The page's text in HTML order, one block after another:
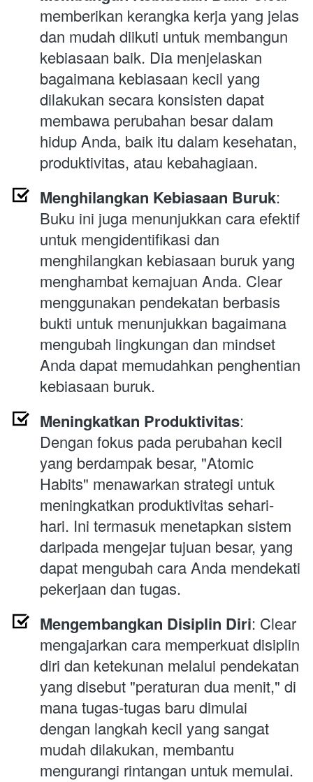
memberikan kerangka kerja yang jelas
dan mudah diikuti untuk membangun
kebiasaan baik. Dia menjelaskan
bagaimana kebiasaan kecil yang
dilakukan secara konsisten dapat
membawa perubahan besar dalam
hidup Anda, baik itu dalam kesehatan,
produktivitas, atau kebahagiaan.
Menghilangkan Kebiasaan Buruk:
Buku ini juga menunjukkan cara efektif
untuk mengidentifikasi dan
menghilangkan kebiasaan buruk yang
menghambat kemajuan Anda. Clear
menggunakan pendekatan berbasis
bukti untuk menunjukkan bagaimana
mengubah lingkungan dan mindset
Anda dapat memudahkan penghentian
kebiasaan buruk.
Meningkatkan Produktivitas:
Dengan fokus pada perubahan kecil
yang berdampak besar, "Atomic
Habits" menawarkan strategi untuk
meningkatkan produktivitas sehari-
hari. Ini termasuk menetapkan sistem
daripada mengejar tujuan besar, yang
dapat mengubah cara Anda mendekati
pekerjaan dan tugas.
Mengembangkan Disiplin Diri: Clear
mengajarkan cara memperkuat disiplin
diri dan ketekunan melalui pendekatan
yang disebut "peraturan dua menit," di
mana tugas-tugas baru dimulai
dengan langkah kecil yang sangat
mudah dilakukan, membantu
mengurangi rintangan untuk memulai.